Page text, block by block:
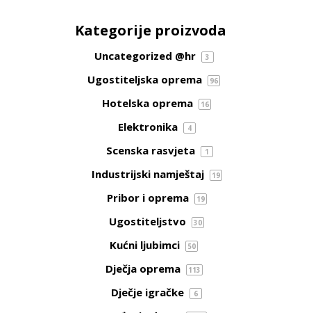
Kategorije proizvoda
Uncategorized @hr 3
Ugostiteljska oprema 96
Hotelska oprema 16
Elektronika 4
Scenska rasvjeta 1
Industrijski namještaj 19
Pribor i oprema 19
Ugostiteljstvo 30
Kućni ljubimci 50
Dječja oprema 113
Dječje igračke 6